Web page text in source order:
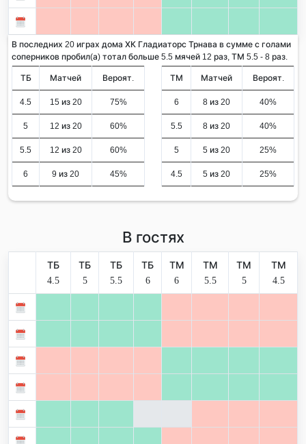
В последних 20 играх дома ХК Гладиаторс Трнава в сумме с голами
соперников пробил(а) тотал больше 5.5 мячей 12 раз, ТМ 5.5 - 8 раз.
ТБ Матчей Вероят.
4.5 15 из 20 75%
5 12 из 20 60%
5.5 12 из 20 60%
6 9 из 20 45%
ТМ Матчей Вероят.
6 8 из 20 40%
5.5 8 из 20 40%
5 5 из 20 25%
4.5 5 из 20 25%
В гостях
ТБ
4.5
ТБ
5
ТБ
5.5
ТБ
6
ТМ
6
ТМ
5.5
ТМ
5
ТМ
4.5